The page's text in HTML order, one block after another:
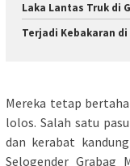
Laka Lantas Truk di
Terjadi Kebakaran
Mereka tetap
lolos. Salah satu
dan kerabat
Selogender Grabag